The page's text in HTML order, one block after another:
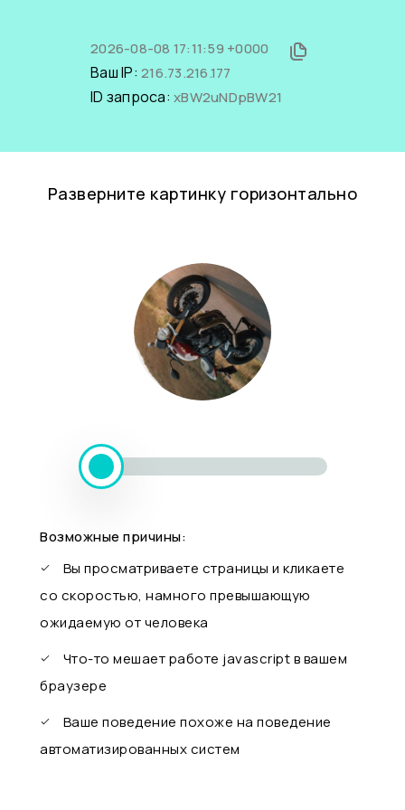
2026-08-08 17:11:59 +0000
Ваш IP: 216.73.216.177
ID запроса: xBW2uNDpBW21
Разверните картинку горизонтально
Возможные причины:
Вы просматриваете страницы и кликаете
со скоростью, намного превышающую
ожидаемую от человека
Что-то мешает работе javascript в вашем
браузере
Ваше поведение похоже на поведение
автоматизированных систем